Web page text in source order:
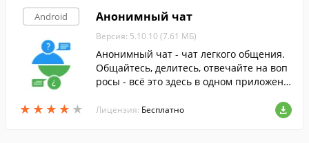
Android
★ ★ ★ ★ ★
★ ★ ★ ★ ★
Анонимный чат
Версия: 5.10.10 (7.61 МБ)
Анонимный чат - чат легкого общения.
Общайтесь, делитесь, отвечайте на воп
росы - всё это здесь в одном приложени
Лицензия: Бесплатно